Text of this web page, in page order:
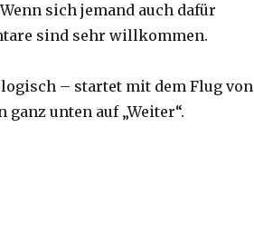
sich jemand auch dafür
sind sehr willkommen.
– startet mit dem Flug von
unten auf „Weiter“.